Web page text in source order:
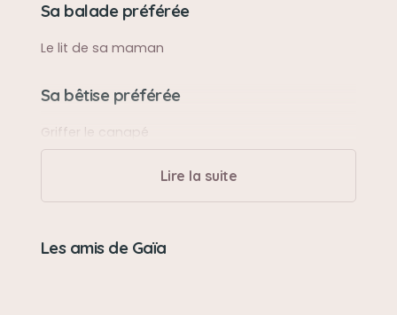
Sa balade préférée
Le lit de sa maman
Sa bêtise préférée
Griffer le canapé
Lire la suite
Les amis de Gaïa